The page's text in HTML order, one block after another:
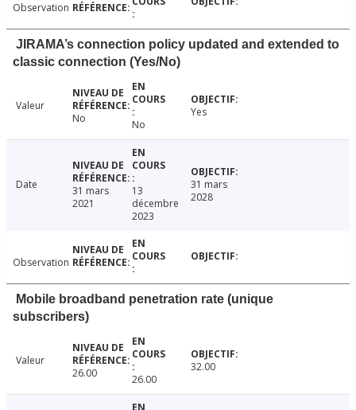
Observation
JIRAMA’s connection policy updated and extended to
classic connection (Yes/No)
Valeur
No
No
Yes
Date
31 mars
2021
13
décembre
2023
31 mars
2028
Observation
Mobile broadband penetration rate (unique
subscribers)
Valeur
26.00
26.00
32.00